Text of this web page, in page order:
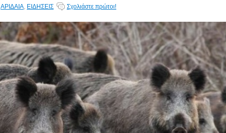
ΑΡΙΔΑΙΑ, ΕΙΔΗΣΕΙΣ Σχολιάστε πρώτοι!